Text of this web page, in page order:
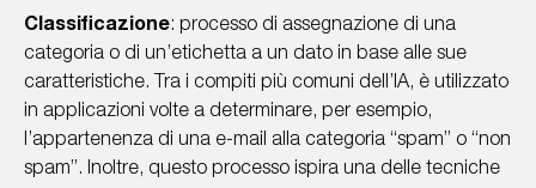
Classificazione: processo di assegnazione di una
categoria o di un’etichetta a un dato in base alle sue
caratteristiche. Tra i compiti più comuni dell’IA, è utilizzato
in applicazioni volte a determinare, per esempio,
l’appartenenza di una e-mail alla categoria “spam” o “non
spam”. Inoltre, questo processo ispira una delle tecniche